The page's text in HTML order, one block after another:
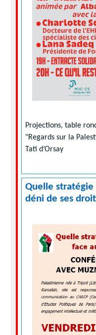
Projections, table
"Regards sur la
Tati d’Orsay
Quelle stratégie
déni de ses